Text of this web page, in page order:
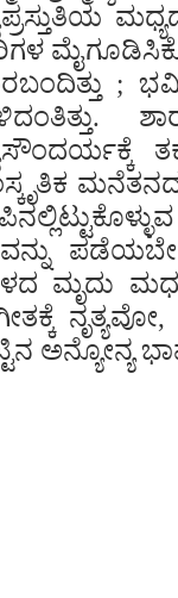
;
ಮೃದು
ಅನ್ಯೋನ್ಯ